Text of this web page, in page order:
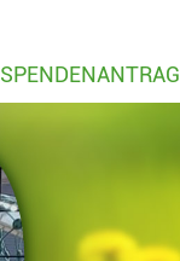
SPENDENANTRAG